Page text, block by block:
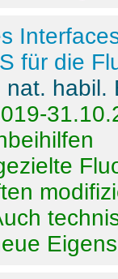
für die
nat.